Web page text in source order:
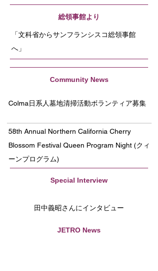
総領事館より
「文科省からサンフランシスコ総領事館
へ」
Community News
Colma日系人墓地清掃活動ボランティア募集
58th Annual Northern California Cherry
Blossom Festival Queen Program Night (クィ
ーンプログラム)
Special Interview
田中義昭さんにインタビュー
JETRO News